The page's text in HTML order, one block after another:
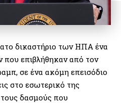
δικαστήριο των ΗΠΑ ένα
επιβλήθηκαν από τον
σε ένα ακόμη επεισόδιο
στο εσωτερικό της
δασμούς που